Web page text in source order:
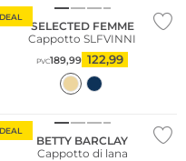
DEAL
SELECTED FEMME
Cappotto SLFVINNI
PVC189,99 122,99
DEAL
BETTY BARCLAY
Cappotto di lana